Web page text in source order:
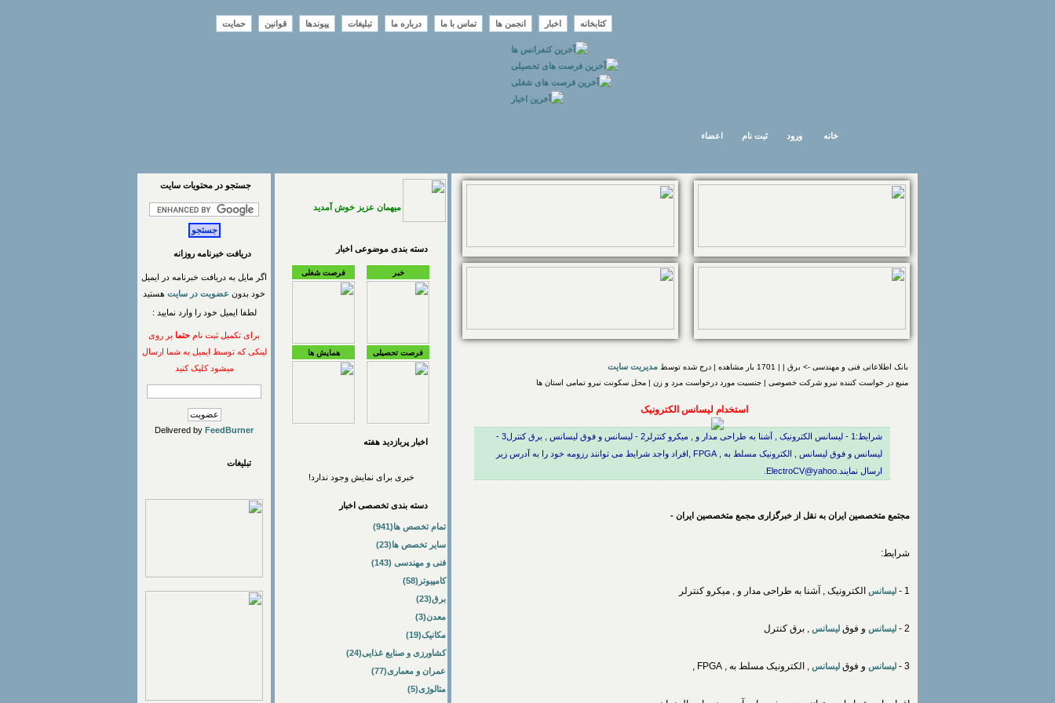
کتابخانه اخبار انجمن ها تماس با ما درباره ما تبلیغات پیوندها قوانین حمایت
اعضاء ثبت نام ورود خانه
بانک اطلاعاتی فنی و مهندسی -> برق | | 1701 بار مشاهده | درج شده توسط مدیریت سایت
منبع در خواست کننده نیرو شرکت خصوصی | جنسیت مورد درخواست مرد و زن | محل سکونت نیرو تمامی استان ها
استخدام لیسانس الکترونیک
شرایط:1 - لیسانس الکترونیک , آشنا به طراحی مدار و , میکرو کنترلر2 - لیسانس و فوق لیسانس , برق کنترل3 -
لیسانس و فوق لیسانس , الکترونیک مسلط به , FPGA ,افراد واجد شرایط می توانند رزومه خود را به آدرس زیر
ارسال نمایند.ElectroCV@yahoo.
مجتمع متخصصین ایران به نقل از خبرگزاری مجمع متخصصین ایران -
شرایط:
1 - لیسانس الکترونیک , آشنا به طراحی مدار و , میکرو کنترلر
2 - لیسانس و فوق لیسانس , برق کنترل
3 - لیسانس و فوق لیسانس , الکترونیک مسلط به , FPGA ,
میهمان عزیز خوش آمدید
دسته بندی موضوعی اخبار
خبر فرصت شغلی
فرصت تحصیلی همایش ها
اخبار پربازديد هفته
خبری برای نمایش وجود ندارد!
دسته بندی تخصصی اخبار
تمام تخصص ها(941)
سایر تخصص ها(23)
فنی و مهندسی (143)
کامپیوتر(58)
برق(23)
معدن(3)
مکانیک(19)
کشاورزی و صنایع غذایی(24)
عمران و معماری(77)
متالوژی(5)
جستجو در محتويات سايت
دریافت خبرنامه روزانه
اگر مایل به دریافت خبرنامه در ایمیل
خود بدون عضویت در سایت هستید
لطفا ایمیل خود را وارد نمایید :
برای تکمیل ثبت نام حتما بر روی
لینکی که توسط ایمیل به شما ارسال
میشود کلیک کنید
Delivered by FeedBurner
تبلیغات